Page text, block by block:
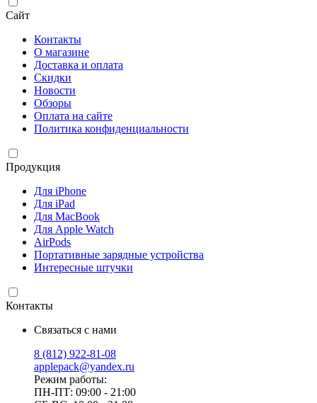
Сайт
Контакты
О магазине
Доставка и оплата
Скидки
Новости
Обзоры
Оплата на сайте
Политика конфиденциальности
Продукция
Для iPhone
Для iPad
Для MacBook
Для Apple Watch
AirPods
Портативные зарядные устройства
Интересные штучки
Контакты
Связаться с нами
8 (812) 922-81-08
applepack@yandex.ru
Режим работы:
ПН-ПТ: 09:00 - 21:00